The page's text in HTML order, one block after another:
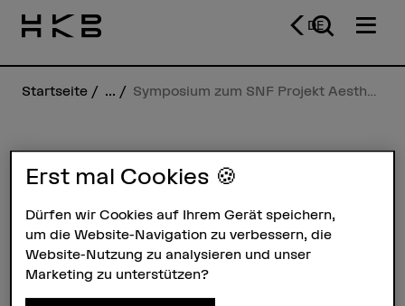
DE
Startseite ...
News
Projekt Aesthetics of
the Im/Mobile: Ein
Rückblick
Erst mal Cookies 🍪
Dürfen wir Cookies auf Ihrem Gerät speichern,
um die Website-Navigation zu verbessern, die
Website-Nutzung zu analysieren und unser
Marketing zu unterstützen?